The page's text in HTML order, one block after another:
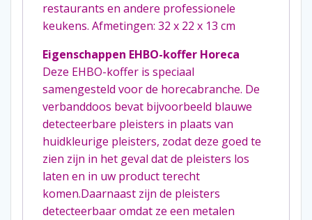
restaurants en andere professionele
keukens. Afmetingen: 32 x 22 x 13 cm
Eigenschappen EHBO-koffer Horeca
Deze EHBO-koffer is speciaal
samengesteld voor de horecabranche. De
verbanddoos bevat bijvoorbeeld blauwe
detecteerbare pleisters in plaats van
huidkleurige pleisters, zodat deze goed te
zien zijn in het geval dat de pleisters los
laten en in uw product terecht
komen.Daarnaast zijn de pleisters
detecteerbaar omdat ze een metalen